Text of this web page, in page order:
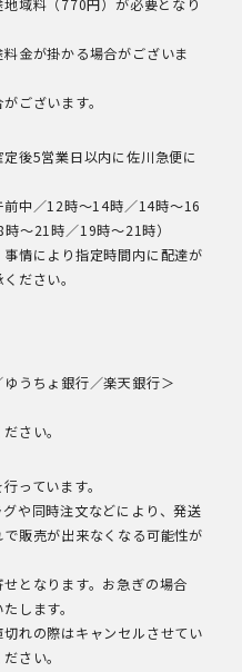
域料（770円）が必要となり
金が掛かる場合がございま
ございます。
後5営業日以内に佐川急便に
中／12時～14時／14時～16
～21時／19時～21時）
情により指定時間内に配達が
ださい。
うちょ銀行／楽天銀行＞
さい。
っています。
や同時注文などにより、発送
販売が出来なくなる可能性が
となります。お急ぎの場合
します。
れの際はキャンセルさせてい
さい。